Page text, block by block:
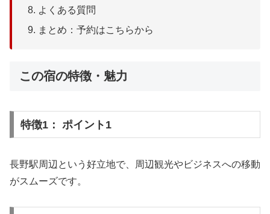
よくある質問
まとめ：予約はこちらから
この宿の特徴・魅力
特徴1： ポイント1
長野駅周辺という好立地で、周辺観光やビジネスへの移動
がスムーズです。